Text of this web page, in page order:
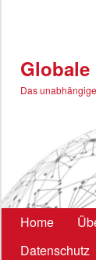
Das
Hauptmenü
Home
Datenschutz